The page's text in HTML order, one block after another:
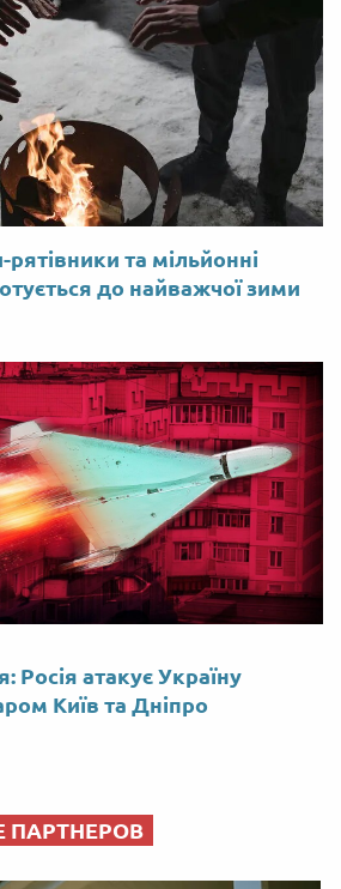
та мільйонні
до найважчої зими
Росія атакує Україну
Київ та Дніпро
ПАРТНЕРОВ